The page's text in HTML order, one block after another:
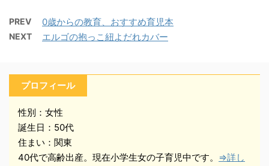
PREV 0歳からの教育、おすすめ育児本
NEXT エルゴの抱っこ紐よだれカバー
プロフィール
性別：女性
誕生日：50代
住まい：関東
40代で高齢出産。現在小学生女の子育児中です。 ⇒詳し